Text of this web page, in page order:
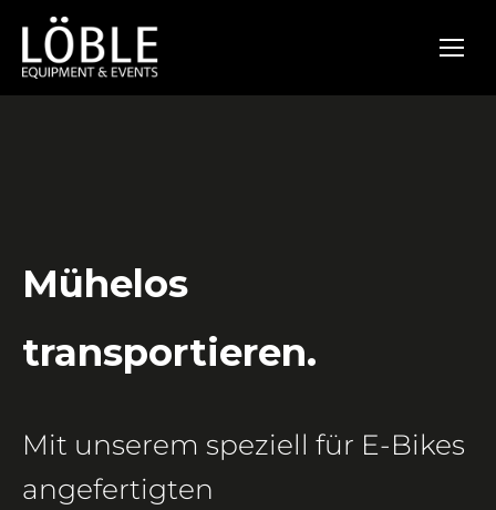
Mühelos
transportieren.
Mit unserem speziell für E-Bikes
angefertigten